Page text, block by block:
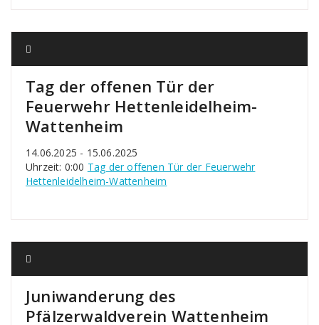
Tag der offenen Tür der
Feuerwehr Hettenleidelheim-
Wattenheim
14.06.2025 - 15.06.2025
Uhrzeit: 0:00 Tag der offenen Tür der Feuerwehr
Hettenleidelheim-Wattenheim
Juniwanderung des
Pfälzerwaldverein Wattenheim